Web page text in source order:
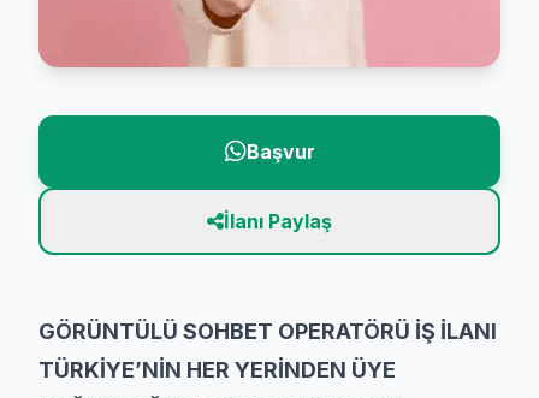
Başvur
İlanı Paylaş
GÖRÜNTÜLÜ SOHBET OPERATÖRÜ İŞ İLANI
TÜRKİYE’NİN HER YERİNDEN ÜYE